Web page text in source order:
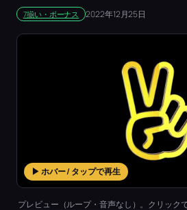
7揃い・ボーナス 2022年12月25日
▶ ホバー / タップで再生
プレビュー（ループ・音声なし）。クリック